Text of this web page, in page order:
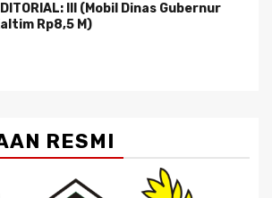
III (Mobil Dinas Gubernur
Rp8,5 M)
RESMI